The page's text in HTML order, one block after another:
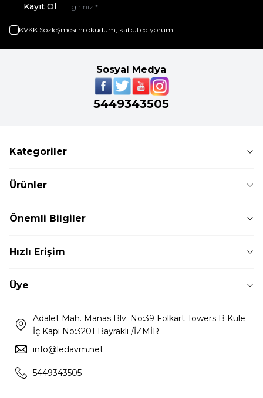
Kayıt Ol
KVKK Sözleşmesi'ni okudum, kabul ediyorum.
Sosyal Medya
5449343505
Kategoriler
Ürünler
Önemli Bilgiler
Hızlı Erişim
Üye
Adalet Mah. Manas Blv. No:39 Folkart Towers B Kule
İç Kapı No:3201 Bayraklı /İZMİR
info@ledavm.net
5449343505